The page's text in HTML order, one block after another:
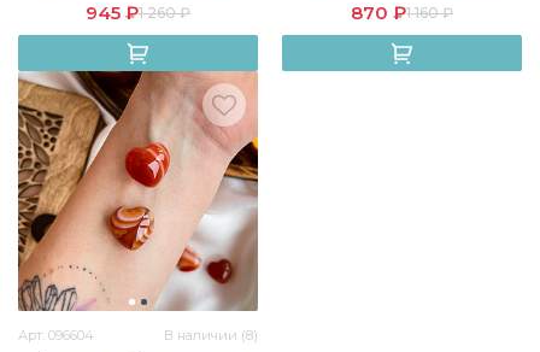
945 ₽1 260 ₽ 870 ₽1 160 ₽
Арт. 096604 В наличии (8)